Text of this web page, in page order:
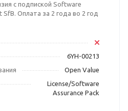
с подпиской Software
Оплата за 2 года во 2 год
6YH-00213
Open Value
License/Software
Assurance Pack